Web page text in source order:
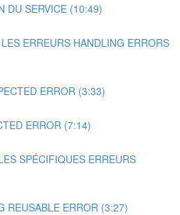
DU SERVICE (10:49)
ERREURS HANDLING ERRORS
ERROR (3:33)
ERROR (7:14)
SPÉCIFIQUES ERREURS
REUSABLE ERROR (3:27)